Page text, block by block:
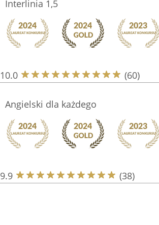
Interlinia 1,5
10.0 (60)
Angielski dla każdego
9.9 (38)